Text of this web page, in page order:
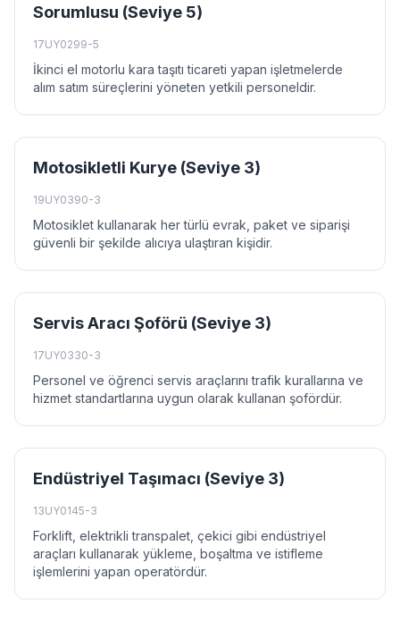
Sorumlusu (Seviye 5)
17UY0299-5
İkinci el motorlu kara taşıtı ticareti yapan işletmelerde
alım satım süreçlerini yöneten yetkili personeldir.
Motosikletli Kurye (Seviye 3)
19UY0390-3
Motosiklet kullanarak her türlü evrak, paket ve siparişi
güvenli bir şekilde alıcıya ulaştıran kişidir.
Servis Aracı Şoförü (Seviye 3)
17UY0330-3
Personel ve öğrenci servis araçlarını trafik kurallarına ve
hizmet standartlarına uygun olarak kullanan şofördür.
Endüstriyel Taşımacı (Seviye 3)
13UY0145-3
Forklift, elektrikli transpalet, çekici gibi endüstriyel
araçları kullanarak yükleme, boşaltma ve istifleme
işlemlerini yapan operatördür.